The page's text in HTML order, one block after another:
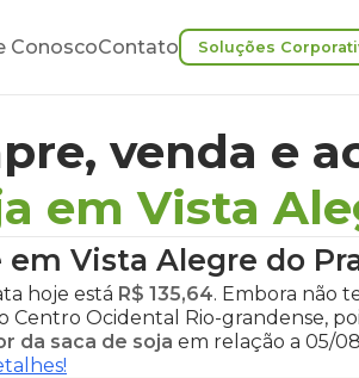
ConoscoContato Soluções
venda e
em Vista
Vista Alegre do
hoje está R$ 135,64. Embora não
Centro Ocidental Rio-grandense,
da saca de soja em relação a 05/